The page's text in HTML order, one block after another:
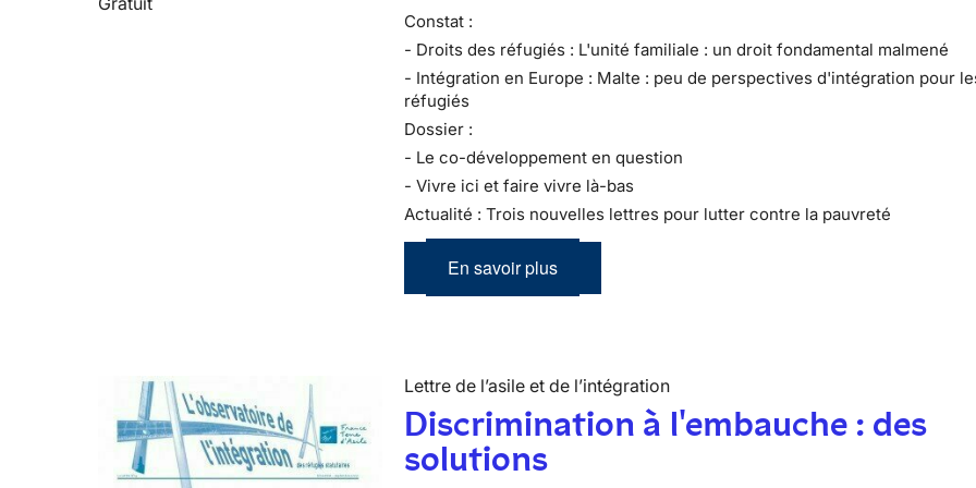
Constat :
- Droits des réfugiés : L'unité familiale : un droit fondamental malmené
- Intégration en Europe : Malte : peu de perspectives d'intégration pour
réfugiés
Dossier :
- Le co-développement en question
- Vivre ici et faire vivre là-bas
Actualité : Trois nouvelles lettres pour lutter contre la pauvreté
En savoir plus
Lettre de l’asile et de l’intégration
Discrimination à l'embauche : des
solutions